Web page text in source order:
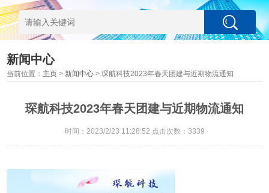
新闻中心
当前位置： 主页 > 新闻中心 > 琛航科技2023年春天团建与近期物流通知
琛航科技2023年春天团建与近期物流通知
时间：2023/2/23 11:28:52 点击次数：3339